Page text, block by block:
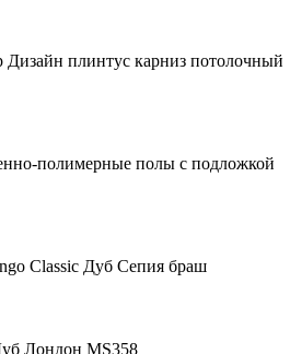
плинтус карниз потолочный
полимерные полы с подложкой
Classic Дуб Сепия браш
Лондон MS358